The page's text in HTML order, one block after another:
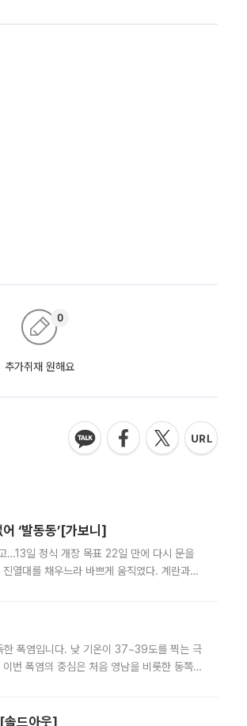
추가취재 원해요
0
‘발동동’[가보니]
…13일 정식 개장 목표 22일 만에 다시 문을
열대를 채우느라 바쁘게 움직였다. 계란과
한 폭염입니다. 낮 기온이 37~39도를 찍는 극
번 폭염의 중심은 처음 영남을 비롯한 동쪽
솔드아웃]